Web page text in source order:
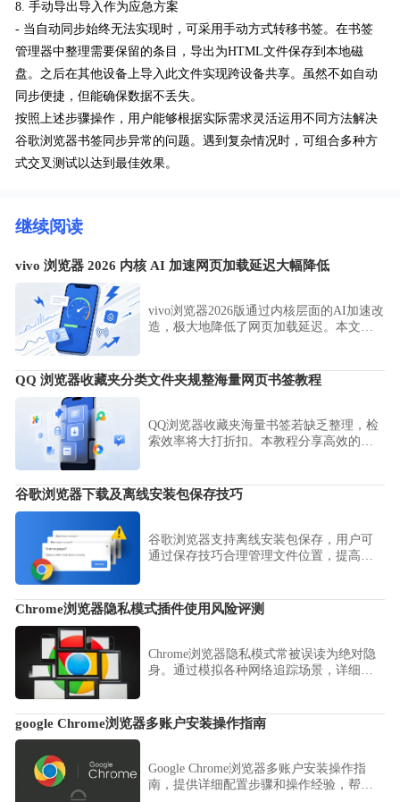
8. 手动导出导入作为应急方案
- 当自动同步始终无法实现时，可采用手动方式转移书签。在书签
管理器中整理需要保留的条目，导出为HTML文件保存到本地磁
盘。之后在其他设备上导入此文件实现跨设备共享。虽然不如自动
同步便捷，但能确保数据不丢失。
按照上述步骤操作，用户能够根据实际需求灵活运用不同方法解决
谷歌浏览器书签同步异常的问题。遇到复杂情况时，可组合多种方
式交叉测试以达到最佳效果。
继续阅读
vivo 浏览器 2026 内核 AI 加速网页加载延迟大幅降低
vivo浏览器2026版通过内核层面的AI加速改
造，极大地降低了网页加载延迟。本文为
略，实现秒开网页的卓越浏览响应效果，
QQ 浏览器收藏夹分类文件夹规整海量网页书签教程
QQ浏览器收藏夹海量书签若缺乏整理，检
索效率将大打折扣。本教程分享高效的书
依然能快速定位，提升知识整理水平。
谷歌浏览器下载及离线安装包保存技巧
谷歌浏览器支持离线安装包保存，用户可
通过保存技巧合理管理文件位置，提高安
Chrome浏览器隐私模式插件使用风险评测
Chrome浏览器隐私模式常被误读为绝对隐
身。通过模拟各种网络追踪场景，详细评
辑，在保障日常隐私安全的同时，避免产
生过度依赖插件防护的误区，构建真实的
google Chrome浏览器多账户安装操作指南
Google Chrome浏览器多账户安装操作指
南，提供详细配置步骤和操作经验，帮助